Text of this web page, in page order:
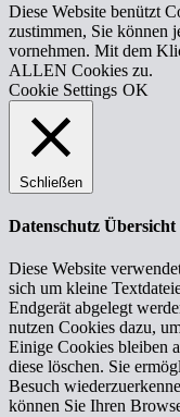
Diese Website benützt
zustimmen, Sie können
vornehmen. Mit dem
ALLEN Cookies zu.
Cookie Settings OK
Schließen
Datenschutz Übersicht
Diese Website
sich um kleine
Endgerät abgelegt
nutzen Cookies dazu,
Einige Cookies bleiben
diese löschen. Sie
Besuch
können Sie Ihren